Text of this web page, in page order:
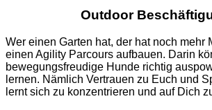
Outdoor
Wer einen Garten hat, der hat noch mehr
einen Agility Parcours aufbauen. Darin
bewegungsfreudige Hunde richtig
lernen. Nämlich Vertrauen zu Euch und
lernt sich zu konzentrieren und auf Dich